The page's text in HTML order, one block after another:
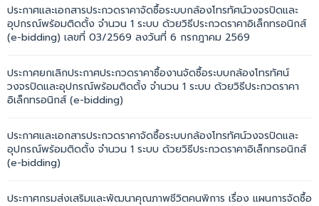
ประกาศและเอกสารประกวดราคาจัดซื้อระบบกล้องโทรทัศน์วงจรปิดและ
อุปกรณ์พร้อมติดตั้ง จำนวน 1 ระบบ ด้วยวิธีประกวดราคาอิเล็กทรอนิกส์
(e-bidding) เลขที่ 03/2569 ลงวันที่ 6 กรกฎาคม 2569
ประกาศยกเลิกประกาศประกวดราคาซื้องานจัดซื้อระบบกล้องโทรทัศน์
วงจรปิดและอุปกรณ์พร้อมติดตั้ง จำนวน 1 ระบบ ด้วยวิธีประกวดราคา
อิเล็กทรอนิกส์ (e-bidding)
ประกาศและเอกสารประกวดราคาจัดซื้อระบบกล้องโทรทัศน์วงจรปิดและ
อุปกรณ์พร้อมติดตั้ง จำนวน 1 ระบบ ด้วยวิธีประกวดราคาอิเล็กทรอนิกส์
(e-bidding)
ประกาศกรมส่งเสริมและพัฒนาคุณภาพชีวิตคนพิการ เรื่อง แผนการจัดซื้อ